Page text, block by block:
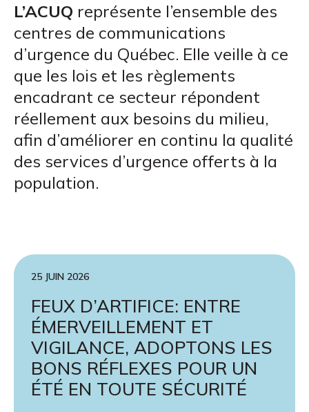
L’ACUQ représente l’ensemble des
centres de communications
d’urgence du Québec. Elle veille à ce
que les lois et les règlements
encadrant ce secteur répondent
réellement aux besoins du milieu,
afin d’améliorer en continu la qualité
des services d’urgence offerts à la
population.
25 JUIN 2026
FEUX D’ARTIFICE: ENTRE
ÉMERVEILLEMENT ET
VIGILANCE, ADOPTONS LES
BONS RÉFLEXES POUR UN
ÉTÉ EN TOUTE SÉCURITÉ